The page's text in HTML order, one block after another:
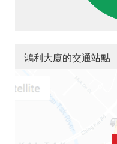
鴻利大廈的交通站點